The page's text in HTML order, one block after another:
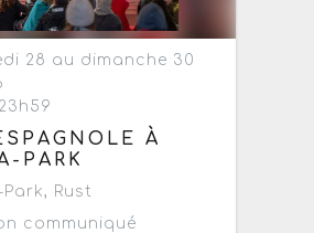
28 au dimanche 30
À
PARK
, Rust
communiqué